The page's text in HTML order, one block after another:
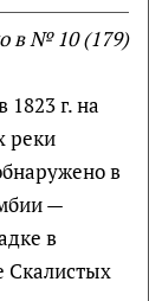
в № 10 (179)
г. на
реки
в
—
в
Скалистых